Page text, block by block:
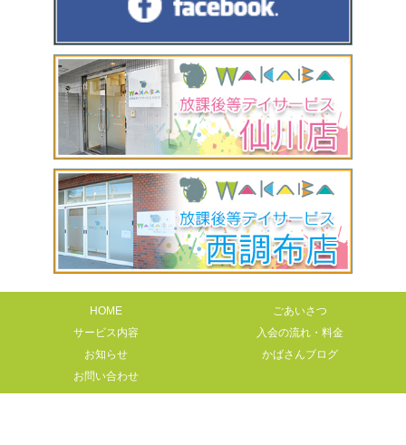
HOME
ごあいさつ
サービス内容
入会の流れ・料金
お知らせ
かばさんブログ
お問い合わせ